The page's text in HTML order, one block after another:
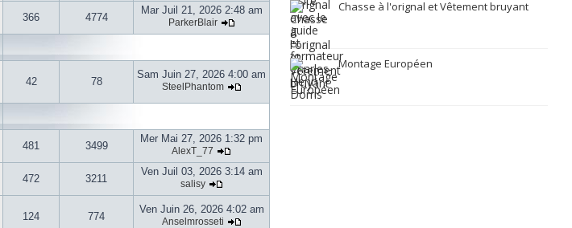
366 4774
Mar Juil 21, 2026 2:48 am
ParkerBlair
42 78
Sam Juin 27, 2026 4:00 am
SteelPhantom
481 3499
Mer Mai 27, 2026 1:32 pm
AlexT_77
472 3211
Ven Juil 03, 2026 3:14 am
salisy
124 774
Ven Juin 26, 2026 4:02 am
Anselmrosseti
Chasse à l'orignal et Vêtement bruyant
Montage Européen